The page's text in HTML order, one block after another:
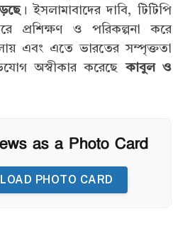
। ইসলামাবাদের দাবি, টিটিপি
প্রশিক্ষণ ও পরিকল্পনা করে
এবং এতে ভারতের সম্পৃক্ততা
অস্বীকার করেছেকাবুল ও
as a Photo Card
PHOTO CARD